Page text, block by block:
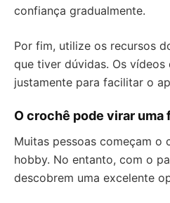
confiança gradualmente.
Por fim, utilize os recursos
que tiver dúvidas. Os vídeos
justamente para facilitar o
O crochê pode virar uma
Muitas pessoas começam o
hobby. No entanto, com o
descobrem uma excelente